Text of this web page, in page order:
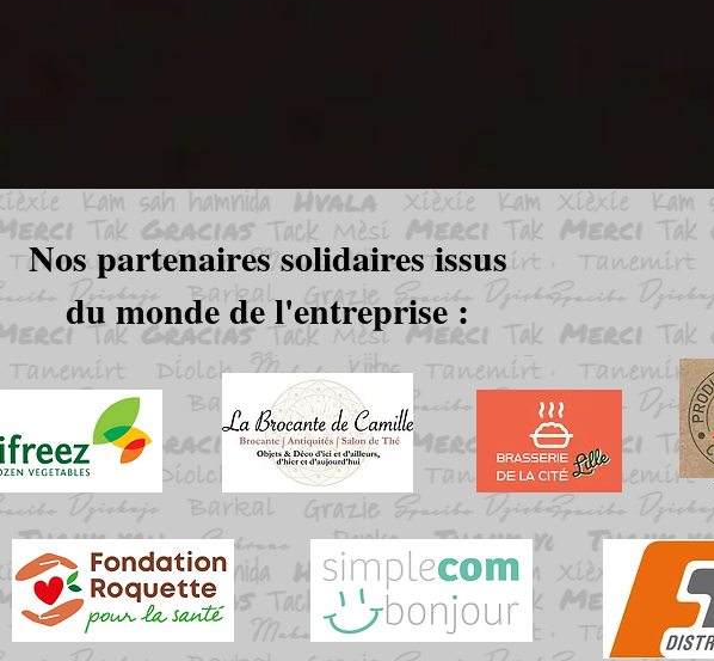
Nos partenaires solidaires issus
du monde de l'entreprise :